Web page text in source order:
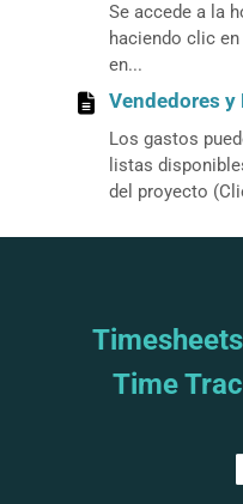
Se accede a la
haciendo clic
en...
Vendedores y
Los gastos
listas
del proyecto
Time